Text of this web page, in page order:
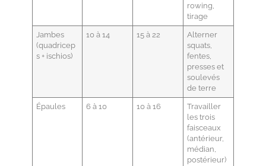
rowing,
tirage
Jambes
(quadricep
s + ischios)
10 à 14 15 à 22
Alterner
squats,
fentes,
presses et
soulevés
de terre
Épaules 6 à 10 10 à 16
Travailler
les trois
faisceaux
(antérieur,
médian,
postérieur)